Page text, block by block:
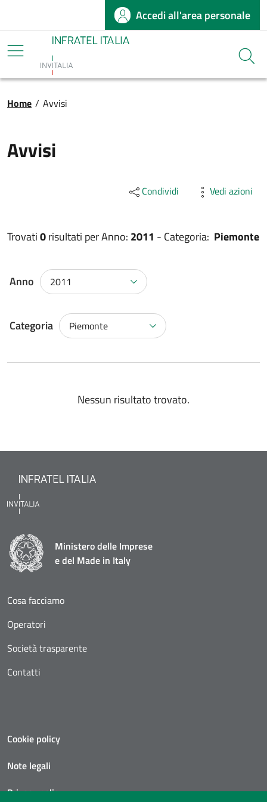
Salta al contenuto principaleAccedi all'area personale
Infratel
Briciole di pane
Home / Avvisi
Avvisi
Condividi Vedi azioni
Trovati0risultati perAnno: 2011 - Categoria: Piemonte
Anno 2011
Categoria Piemonte
Nessun risultato trovato.
Ministero delle Imprese
e del Made in Italy
Cosa facciamo
Operatori
Società trasparente
Contatti
Cookie policy
Note legali
Privacy policy